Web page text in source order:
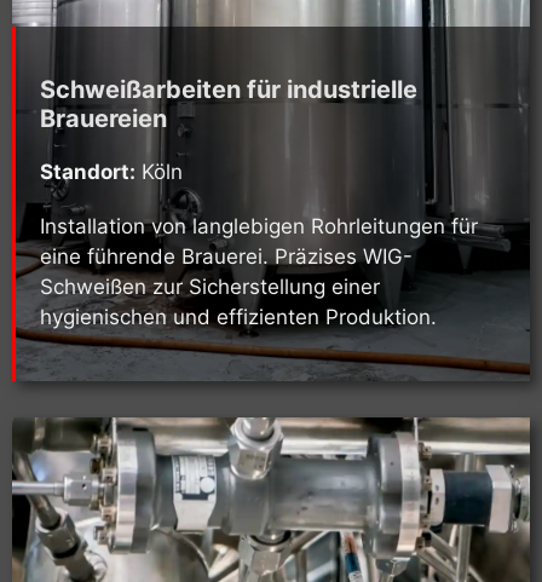
Schweißarbeiten für industrielle
Brauereien
Standort: Köln
Installation von langlebigen Rohrleitungen für
eine führende Brauerei. Präzises WIG-
Schweißen zur Sicherstellung einer
hygienischen und effizienten Produktion.